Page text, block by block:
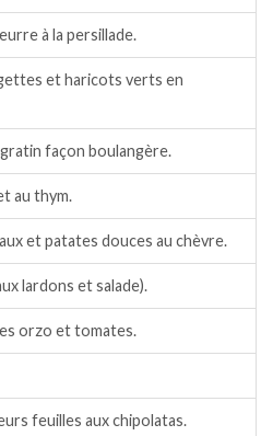
à la persillade.
et haricots verts en
façon boulangère.
au thym.
et patates douces au chèvre.
lardons et salade).
orzo et tomates.
feuilles aux chipolatas.